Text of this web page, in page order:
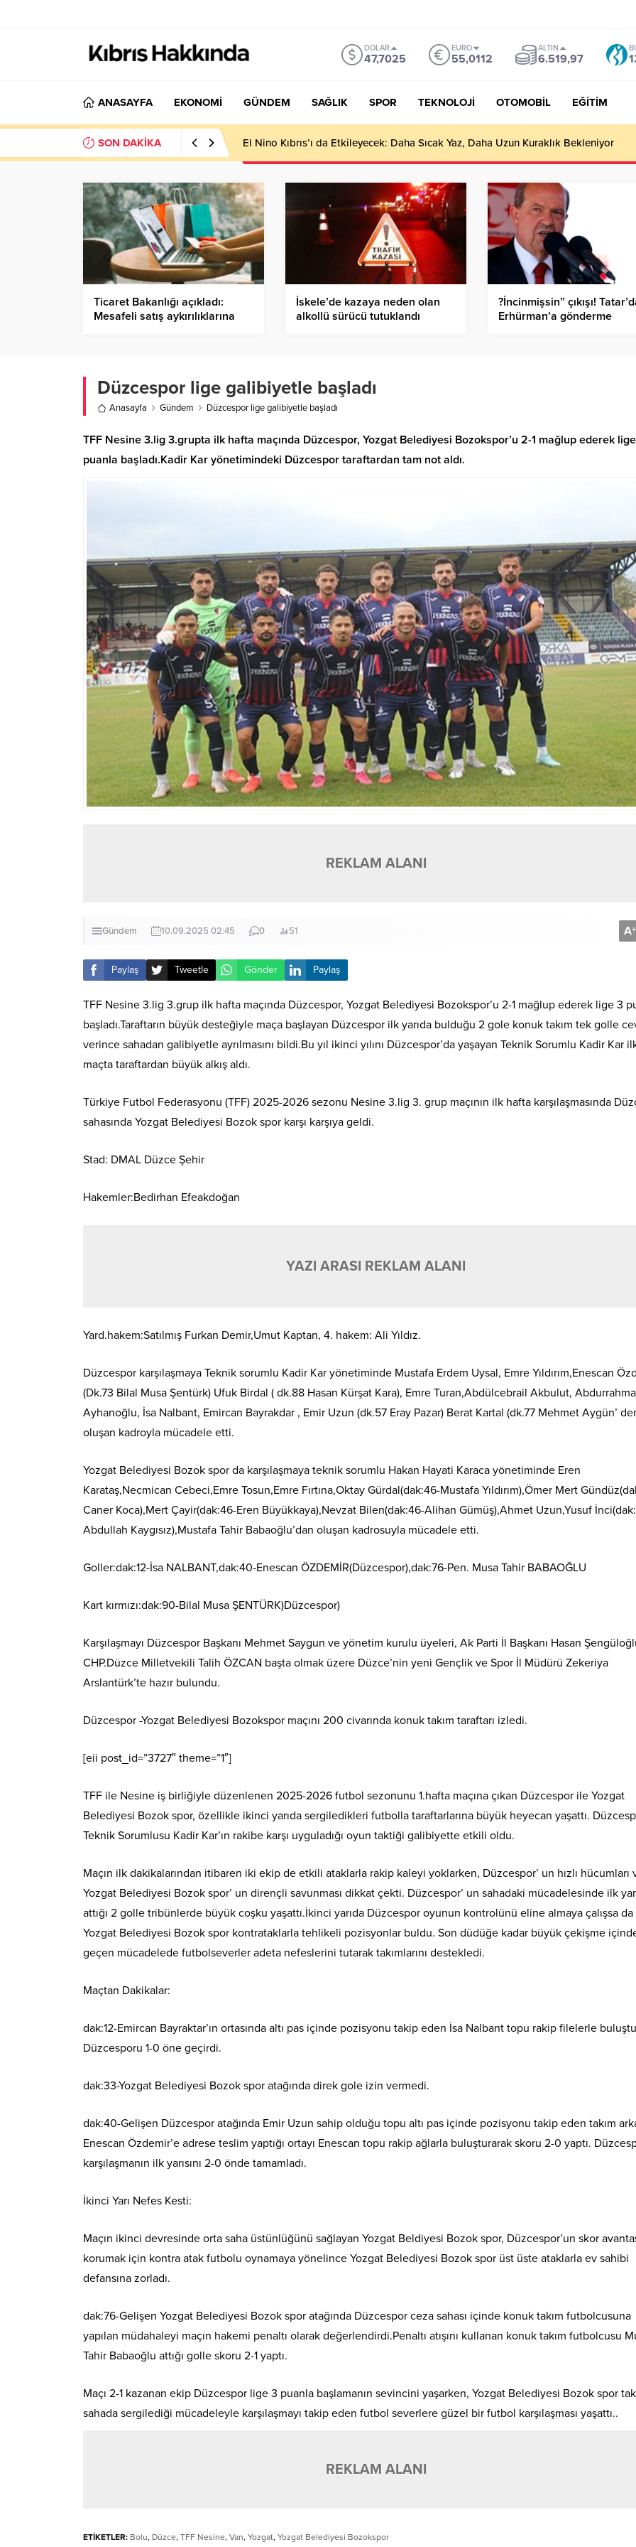
DOLAR
47,7025
EURO
55,0112
ALTIN
6.519,97
ANASAYFA EKONOMİ GÜNDEM SAĞLIK SPOR TEKNOLOJİ OTOMOBİL EĞİTİM
SON DAKİKA El Nino Kıbrıs’ı da Etkileyecek: Daha Sıcak Yaz, Daha Uzun Kuraklık Bekleniyor
Ticaret Bakanlığı açıkladı:
Mesafeli satış aykırılıklarına
İskele’de kazaya neden olan
alkollü sürücü tutuklandı
?İncinmişsin” çıkışı!
Erhürman’a gönderme
Düzcespor lige galibiyetle başladı
Anasayfa Gündem Düzcespor lige galibiyetle başladı
TFF Nesine 3.lig 3.grupta ilk hafta maçında Düzcespor, Yozgat Belediyesi Bozokspor’u 2-1 mağlup ederek
puanla başladı.Kadir Kar yönetimindeki Düzcespor taraftardan tam not aldı.
REKLAM ALANI
Gündem 10.09.2025 02:45 0 51 A+
Paylaş Tweetle Gönder Paylaş
TFF Nesine 3.lig 3.grup ilk hafta maçında Düzcespor, Yozgat Belediyesi Bozokspor’u 2-1 mağlup ederek lige 3
başladı.Taraftarın büyük desteğiyle maça başlayan Düzcespor ilk yarıda bulduğu 2 gole konuk takım tek golle
verince sahadan galibiyetle ayrılmasını bildi.Bu yıl ikinci yılını Düzcespor’da yaşayan Teknik Sorumlu Kadir Kar
maçta taraftardan büyük alkış aldı.
Türkiye Futbol Federasyonu (TFF) 2025-2026 sezonu Nesine 3.lig 3. grup maçının ilk hafta karşılaşmasında
sahasında Yozgat Belediyesi Bozok spor karşı karşıya geldi.
Stad: DMAL Düzce Şehir
Hakemler:Bedirhan Efeakdoğan
YAZI ARASI REKLAM ALANI
Yard.hakem:Satılmış Furkan Demir,Umut Kaptan, 4. hakem: Ali Yıldız.
Düzcespor karşılaşmaya Teknik sorumlu Kadir Kar yönetiminde Mustafa Erdem Uysal, Emre Yıldırım,Enescan
(Dk.73 Bilal Musa Şentürk) Ufuk Birdal ( dk.88 Hasan Kürşat Kara), Emre Turan,Abdülcebrail Akbulut,
Ayhanoğlu, İsa Nalbant, Emircan Bayrakdar , Emir Uzun (dk.57 Eray Pazar) Berat Kartal (dk.77 Mehmet Aygün’
oluşan kadroyla mücadele etti.
Yozgat Belediyesi Bozok spor da karşılaşmaya teknik sorumlu Hakan Hayati Karaca yönetiminde Eren
Karataş,Necmican Cebeci,Emre Tosun,Emre Fırtına,Oktay Gürdal(dak:46-Mustafa Yıldırım),Ömer Mert
Caner Koca),Mert Çayir(dak:46-Eren Büyükkaya),Nevzat Bilen(dak:46-Alihan Gümüş),Ahmet Uzun,Yusuf
Abdullah Kaygısız),Mustafa Tahir Babaoğlu’dan oluşan kadrosuyla mücadele etti.
Goller:dak:12-İsa NALBANT,dak:40-Enescan ÖZDEMİR(Düzcespor),dak:76-Pen. Musa Tahir BABAOĞLU
Kart kırmızı:dak:90-Bilal Musa ŞENTÜRK)Düzcespor)
Karşılaşmayı Düzcespor Başkanı Mehmet Saygun ve yönetim kurulu üyeleri, Ak Parti İl Başkanı Hasan
CHP.Düzce Milletvekili Talih ÖZCAN başta olmak üzere Düzce’nin yeni Gençlik ve Spor İl Müdürü Zekeriya
Arslantürk’te hazır bulundu.
Düzcespor -Yozgat Belediyesi Bozokspor maçını 200 civarında konuk takım taraftarı izledi.
[eii post_id=”3727″ theme=”1″]
TFF ile Nesine iş birliğiyle düzenlenen 2025-2026 futbol sezonunu 1.hafta maçına çıkan Düzcespor ile Yozgat
Belediyesi Bozok spor, özellikle ikinci yarıda sergiledikleri futbolla taraftarlarına büyük heyecan yaşattı.
Teknik Sorumlusu Kadir Kar’ın rakibe karşı uyguladığı oyun taktiği galibiyette etkili oldu.
Maçın ilk dakikalarından itibaren iki ekip de etkili ataklarla rakip kaleyi yoklarken, Düzcespor’ un hızlı hücumları
Yozgat Belediyesi Bozok spor’ un dirençli savunması dikkat çekti. Düzcespor’ un sahadaki mücadelesinde ilk
attığı 2 golle tribünlerde büyük coşku yaşattı.İkinci yarıda Düzcespor oyunun kontrolünü eline almaya çalışsa da
Yozgat Belediyesi Bozok spor kontrataklarla tehlikeli pozisyonlar buldu. Son düdüğe kadar büyük çekişme
geçen mücadelede futbolseverler adeta nefeslerini tutarak takımlarını destekledi.
Maçtan Dakikalar:
dak:12-Emircan Bayraktar’ın ortasında altı pas içinde pozisyonu takip eden İsa Nalbant topu rakip filelerle
Düzcesporu 1-0 öne geçirdi.
dak:33-Yozgat Belediyesi Bozok spor atağında direk gole izin vermedi.
dak:40-Gelişen Düzcespor atağında Emir Uzun sahip olduğu topu altı pas içinde pozisyonu takip eden takım
Enescan Özdemir’e adrese teslim yaptığı ortayı Enescan topu rakip ağlarla buluşturarak skoru 2-0 yaptı.
karşılaşmanın ilk yarısını 2-0 önde tamamladı.
İkinci Yarı Nefes Kesti:
Maçın ikinci devresinde orta saha üstünlüğünü sağlayan Yozgat Beldiyesi Bozok spor, Düzcespor’un skor
korumak için kontra atak futbolu oynamaya yönelince Yozgat Belediyesi Bozok spor üst üste ataklarla ev sahibi
defansına zorladı.
dak:76-Gelişen Yozgat Belediyesi Bozok spor atağında Düzcespor ceza sahası içinde konuk takım futbolcusuna
yapılan müdahaleyi maçın hakemi penaltı olarak değerlendirdi.Penaltı atışını kullanan konuk takım futbolcusu
Tahir Babaoğlu attığı golle skoru 2-1 yaptı.
Maçı 2-1 kazanan ekip Düzcespor lige 3 puanla başlamanın sevincini yaşarken, Yozgat Belediyesi Bozok spor
sahada sergilediği mücadeleyle karşılaşmayı takip eden futbol severlere güzel bir futbol karşılaşması yaşattı..
REKLAM ALANI
ETİKETLER: Bolu, Düzce, TFF Nesine, Van, Yozgat, Yozgat Belediyesi Bozokspor